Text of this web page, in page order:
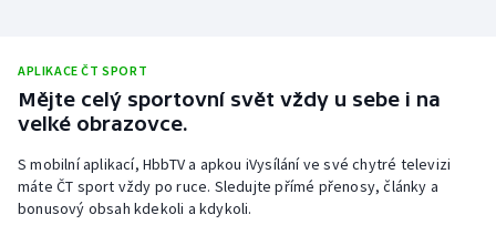
APLIKACE ČT SPORT
Mějte celý sportovní svět vždy u sebe i na
velké obrazovce.
S mobilní aplikací, HbbTV a apkou iVysílání ve své chytré televizi
máte ČT sport vždy po ruce. Sledujte přímé přenosy, články a
bonusový obsah kdekoli a kdykoli.